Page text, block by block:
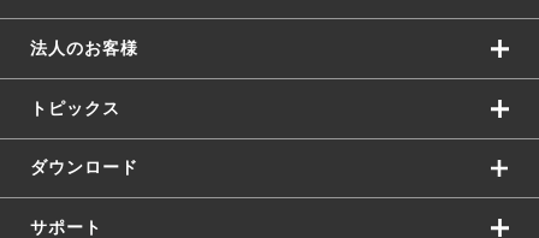
法人のお客様
トピックス
ダウンロード
サポート